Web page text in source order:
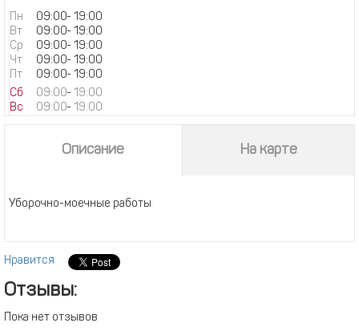
Пн 09:00- 19:00
Вт
09:00- 19:00
Ср
09:00- 19:00
Чт
09:00- 19:00
Пт
09:00- 19:00
Сб
09:00- 19:00
Вс
09:00- 19:00
Описание На карте
Уборочно-моечные работы
Нравится
Отзывы:
Пока нет отзывов